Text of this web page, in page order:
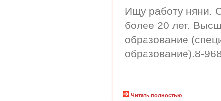
Ищу работу няни.
более 20 лет.
образование
образование).8-
Читать полностью